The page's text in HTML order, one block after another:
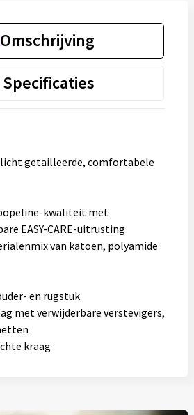
Omschrijving
Specificaties
getailleerde, comfortabele
kwaliteit met
EASY-CARE-uitrusting
van katoen, polyamide
en rugstuk
met verwijderbare verstevigers,
kraag